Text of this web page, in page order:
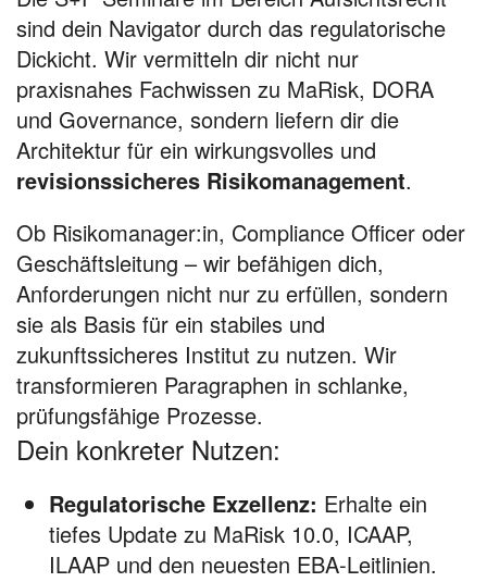
sind dein Navigator durch das regulatorische
Dickicht. Wir vermitteln dir nicht nur
praxisnahes Fachwissen zu MaRisk, DORA
und Governance, sondern liefern dir die
Architektur für ein wirkungsvolles und
revisionssicheres Risikomanagement.
Ob Risikomanager:in, Compliance Officer oder
Geschäftsleitung – wir befähigen dich,
Anforderungen nicht nur zu erfüllen, sondern
sie als Basis für ein stabiles und
zukunftssicheres Institut zu nutzen. Wir
transformieren Paragraphen in schlanke,
prüfungsfähige Prozesse.
Dein konkreter Nutzen:
Regulatorische Exzellenz: Erhalte ein
tiefes Update zu MaRisk 10.0, ICAAP,
ILAAP und den neuesten EBA-Leitlinien.